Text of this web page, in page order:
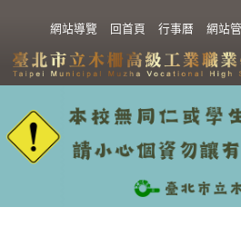
網站導覽 回首頁 行事曆 網站
獎(助)學金 - 臺北市
柵高級工業職業學校
:::